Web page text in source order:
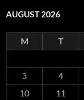
AUGUST 2026
M T
3
4
10
11